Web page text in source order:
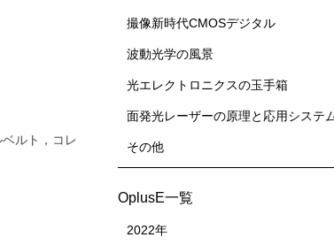
ルト，コレ
撮像新時代CMOSデジタル
波動光学の風景
光エレクトロニクスの玉手箱
面発光レーザーの原理と応用システ
その他
OplusE一覧
2022年